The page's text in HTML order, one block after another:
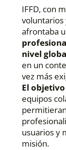
IFFD, con
voluntarios
afrontaba
nivel
en un
vez más
El objetivo
equipos
usuarios y
misión.